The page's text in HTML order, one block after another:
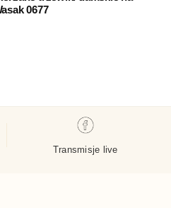
0677
Transmisje live